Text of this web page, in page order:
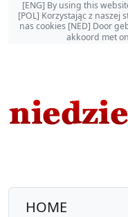
[ENG] By using this
[POL] Korzystając z naszej
nas cookies [NED] Door
akkoord met
HOME